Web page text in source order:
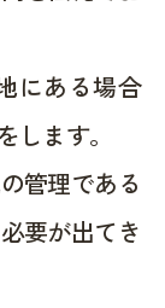
にある場合
します。
管理である
要が出てき